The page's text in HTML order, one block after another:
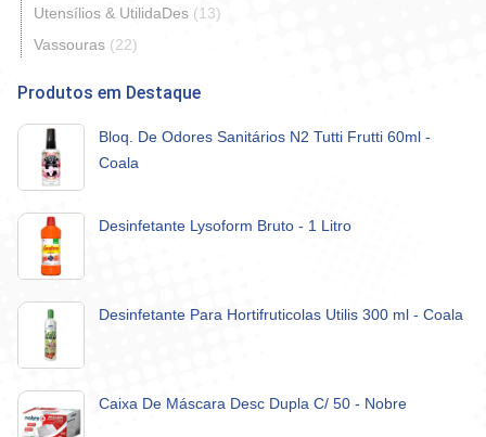
Utensílios & UtilidaDes (13)
Vassouras (22)
Produtos em Destaque
Bloq. De Odores Sanitários N2 Tutti Frutti 60ml -
Coala
Desinfetante Lysoform Bruto - 1 Litro
Desinfetante Para Hortifruticolas Utilis 300 ml - Coala
Caixa De Máscara Desc Dupla C/ 50 - Nobre